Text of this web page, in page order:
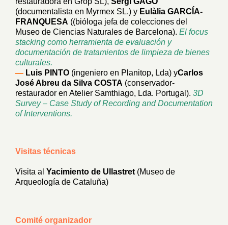
(documentalista en Myrmex SL.) y Eulàlia GARCÍA-
FRANQUESA ((bióloga jefa de colecciones del
Museo de Ciencias Naturales de Barcelona). El focus
stacking como herramienta de evaluación y
documentación de tratamientos de limpieza de bienes
culturales.
— Luis PINTO (ingeniero en Planitop, Lda) yCarlos
José Abreu da Silva COSTA (conservador-
restaurador en Atelier Samthiago, Lda. Portugal). 3D
Survey – Case Study of Recording and Documentation
of Interventions.
Visitas técnicas
Visita al Yacimiento de Ullastret (Museo de
Arqueología de Cataluña)
Comité organizador